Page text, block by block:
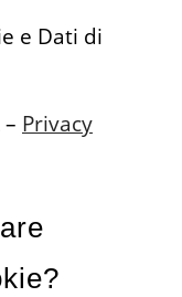
e Dati di
Privacy